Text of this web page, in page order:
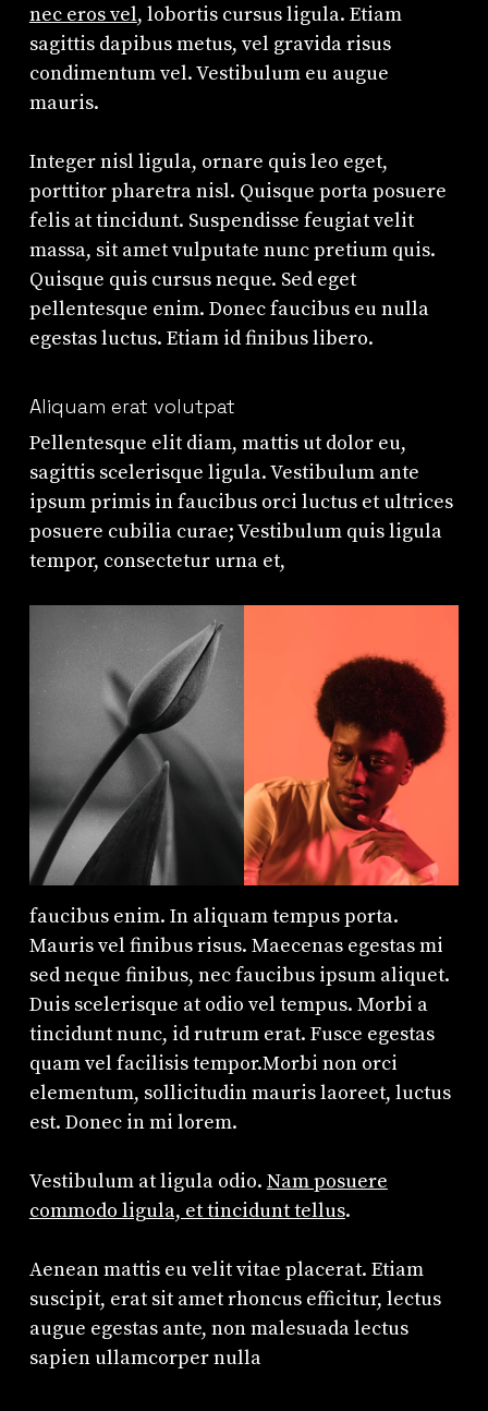
nec eros vel, lobortis cursus ligula. Etiam
sagittis dapibus metus, vel gravida risus
condimentum vel. Vestibulum eu augue
mauris.
Integer nisl ligula, ornare quis leo eget,
porttitor pharetra nisl. Quisque porta posuere
felis at tincidunt. Suspendisse feugiat velit
massa, sit amet vulputate nunc pretium quis.
Quisque quis cursus neque. Sed eget
pellentesque enim. Donec faucibus eu nulla
egestas luctus. Etiam id finibus libero.
Aliquam erat volutpat
Pellentesque elit diam, mattis ut dolor eu,
sagittis scelerisque ligula. Vestibulum ante
ipsum primis in faucibus orci luctus et ultrices
posuere cubilia curae; Vestibulum quis ligula
tempor, consectetur urna et,
faucibus enim. In aliquam tempus porta.
Mauris vel finibus risus. Maecenas egestas mi
sed neque finibus, nec faucibus ipsum aliquet.
Duis scelerisque at odio vel tempus. Morbi a
tincidunt nunc, id rutrum erat. Fusce egestas
quam vel facilisis tempor.Morbi non orci
elementum, sollicitudin mauris laoreet, luctus
est. Donec in mi lorem.
Vestibulum at ligula odio. Nam posuere
commodo ligula, et tincidunt tellus.
Aenean mattis eu velit vitae placerat. Etiam
suscipit, erat sit amet rhoncus efficitur, lectus
augue egestas ante, non malesuada lectus
sapien ullamcorper nulla